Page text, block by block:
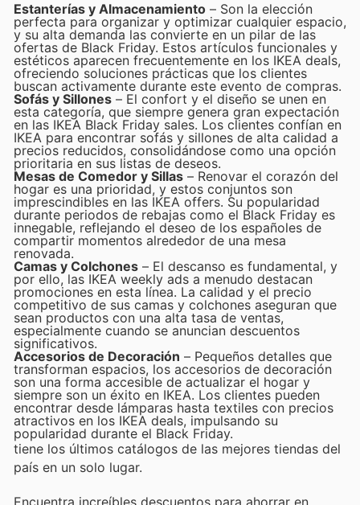
Estanterías y Almacenamiento – Son la elección
perfecta para organizar y optimizar cualquier espacio,
y su alta demanda las convierte en un pilar de las
ofertas de Black Friday. Estos artículos funcionales y
estéticos aparecen frecuentemente en los IKEA deals,
ofreciendo soluciones prácticas que los clientes
buscan activamente durante este evento de compras.
Sofás y Sillones – El confort y el diseño se unen en
esta categoría, que siempre genera gran expectación
en las IKEA Black Friday sales. Los clientes confían en
IKEA para encontrar sofás y sillones de alta calidad a
precios reducidos, consolidándose como una opción
prioritaria en sus listas de deseos.
Mesas de Comedor y Sillas – Renovar el corazón del
hogar es una prioridad, y estos conjuntos son
imprescindibles en las IKEA offers. Su popularidad
durante periodos de rebajas como el Black Friday es
innegable, reflejando el deseo de los españoles de
compartir momentos alrededor de una mesa
renovada.
Camas y Colchones – El descanso es fundamental, y
por ello, las IKEA weekly ads a menudo destacan
promociones en esta línea. La calidad y el precio
competitivo de sus camas y colchones aseguran que
sean productos con una alta tasa de ventas,
especialmente cuando se anuncian descuentos
significativos.
Accesorios de Decoración – Pequeños detalles que
transforman espacios, los accesorios de decoración
son una forma accesible de actualizar el hogar y
siempre son un éxito en IKEA. Los clientes pueden
encontrar desde lámparas hasta textiles con precios
atractivos en los IKEA deals, impulsando su
popularidad durante el Black Friday.
tiene los últimos catálogos de las mejores tiendas del
país en un solo lugar.
Encuentra increíbles descuentos para ahorrar en